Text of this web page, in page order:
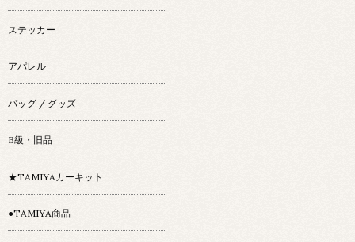
ステッカー
アパレル
バッグ / グッズ
B級・旧品
★TAMIYAカーキット
●TAMIYA商品